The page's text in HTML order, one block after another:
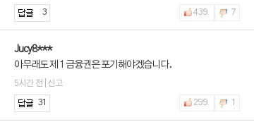
3 439 7
Jucy8***
아무래도 제 1 금융권은 포기해야겠습니다.
5시간 전 | 신고
31 299 1